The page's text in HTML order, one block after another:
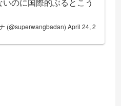
のに国際的ぶるとこう
(@superwangbadan)April 24, 2